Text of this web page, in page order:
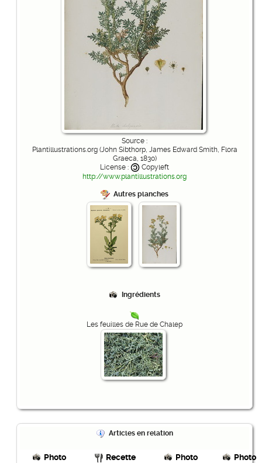
Source :
Plantillustrations.org (John Sibthorp, James Edward Smith, Flora
Graeca, 1830)
License :
Copyleft
http://www.plantillustrations.org
Autres planches
Ingrédients
Les feuilles de Rue de Chalep
Articles en relation
Photo Recette Photo Photo